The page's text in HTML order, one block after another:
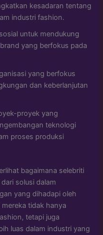
kesadaran tentang
industri fashion.
untuk mendukung
yang berfokus pada
yang berfokus
dan keberlanjutan
proyek yang
teknologi
proses produksi
bagaimana selebriti
solusi dalam
yang dihadapi oleh
tidak hanya
tetapi juga
luas dalam industri yang